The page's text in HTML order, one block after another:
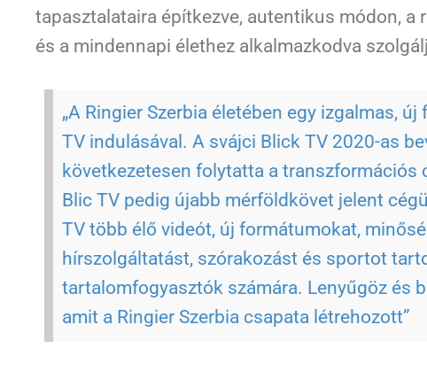
tapasztalataira építkezve, autentikus módon, a
és a mindennapi élethez alkalmazkodva
„A Ringier Szerbia életében egy izgalmas,
TV indulásával. A svájci Blick TV 2020-as
következetesen folytatta a transzformációs
Blic TV pedig újabb mérföldkövet jelent
TV több élő videót, új formátumokat,
hírszolgáltatást, szórakozást és sportot
tartalomfogyasztók számára. Lenyűgöz és
amit a Ringier Szerbia csapata létrehozott”